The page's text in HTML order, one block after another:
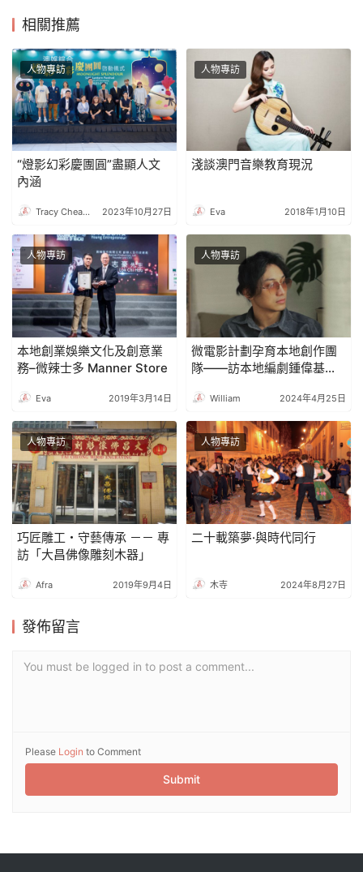
相關推薦
人物專訪
“燈影幻彩慶團圓”盡顯人文
內涵
Tracy Cheang 2023年10月27日
人物專訪
淺談澳門音樂教育現況
Eva 2018年1月10日
人物專訪
本地創業娛樂文化及創意業
務–微辣士多 Manner Store
Eva 2019年3月14日
人物專訪
微電影計劃孕育本地創作團
隊――訪本地編劇鍾偉基
基 ）William 2024年4月25日
人物專訪
巧匠雕工・守藝傳承 －－ 專
訪「大昌佛像雕刻木器」
Afra 2019年9月4日
人物專訪
二十載築夢·與時代同行
木寺 2024年8月27日
發佈留言
You must be logged in to post a comment...
Please Login to Comment
Submit